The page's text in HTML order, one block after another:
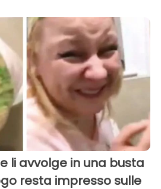
li avvolge in una busta
resta impresso sulle